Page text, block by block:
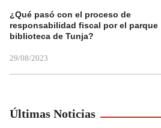
¿Qué pasó con el proceso de
responsabilidad fiscal por el parque
biblioteca de Tunja?
29/08/2023
Últimas Noticias